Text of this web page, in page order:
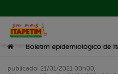
Você está aqui:
publicado: 21/01/2021 00h00,